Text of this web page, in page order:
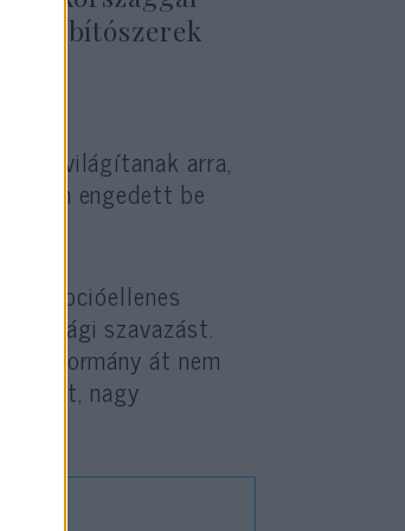
a kábítószerek
rávilágítanak arra,
engedett be
szavazást.
új kormány át nem
nagy